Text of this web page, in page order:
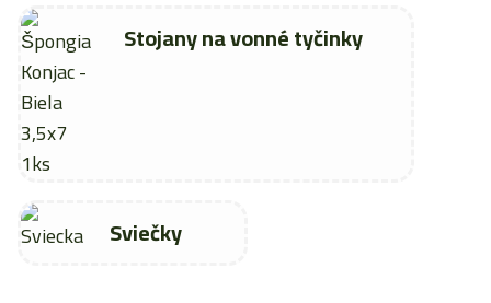
Stojany na vonné tyčinky
Sviečky